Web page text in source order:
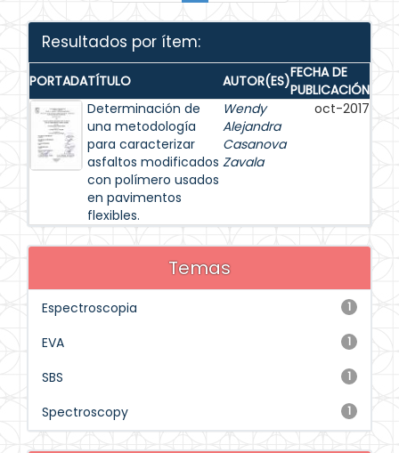
Resultados por ítem:
PORTADATÍTULO AUTOR(ES)FECHA DE
PUBLICACIÓN
Determinación de
una metodología
para caracterizar
asfaltos modificados
con polímero usados
en pavimentos
flexibles.
Wendy
Alejandra
Casanova
Zavala
oct-2017
Temas
1
Espectroscopia
1
EVA
1
SBS
1
Spectroscopy